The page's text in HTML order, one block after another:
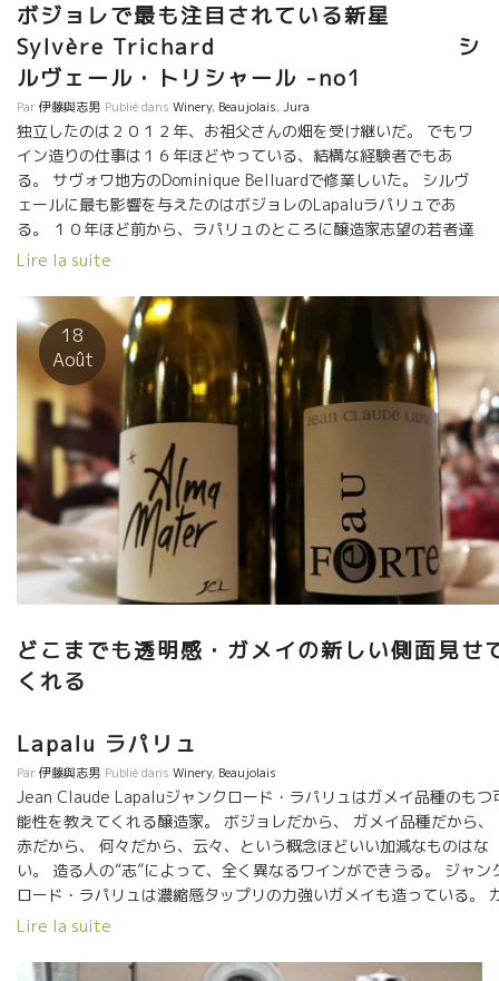
ボジョレで最も注目されている新星
Sylvère Trichard シ
ルヴェール・トリシャール -no1
Par伊藤與志男 Publié dans Winery, Beaujolais,Jura
独立したのは２０１２年、お祖父さんの畑を受け継いだ。 でもワ
イン造りの仕事は１６年ほどやっている、結構な経験者でもあ
る。 サヴォワ地方のDominique Belluardで修業しいた。 シルヴ
ェールに最も影響を与えたのはボジョレのLapaluラパリュであ
る。 １０年ほど前から、ラパリュのところに醸造家志望の若者達
が集まってくるようになっていた。 その中の一人がこのシルヴェ
体に負担がかからなく、スーッと入っていく透明感が好きだっ
た。そんなワインを造りたかった。 栽培・醸造の超一流の仕事師
ラパリュのやることを学びたかった。 『醸造の時に現れるすべて
の現象の原因は、畑仕事からきている。 醸造時にそれをカバーし
ようと思うな。』 『すべては畑だ。キレイで健全な葡萄を育て
て、健全な葡萄だけを発酵槽にいれれば、 酸化防止剤（SO2）な
ど添加する必要もないし、自然酵母だけで問題なく発酵する。』
シルヴェールはこれを実行している。 シルヴェールの畑は醸造
所の目の前に広がっている美しい景観。 醸造しながら畑も見え
る。葡萄達にとっては、自分が育った畑を見ながら、ワインに変
身していく。 こんな素晴らしい環境の中で、自分の好きなワイン
造りに没頭できて最高だ。
Lire la suite
18
Août
どこまでも透明感・ガメイの新しい側面見せ
くれる
Lapalu ラパリュ
Par伊藤與志男 Publié dans Winery, Beaujolais
Jean Claude Lapaluジャンクロード・ラパリュはガメイ品種のもつ
能性を教えてくれる醸造家。 ボジョレだから、 ガメイ品種だから、
赤だから、 何々だから、云々、という概念ほどいい加減なものはな
い。 造る人の“志”によって、全く異なるワインができうる。 ジャン
ロード・ラパリュは濃縮感タップリの力強いガメイも造っている。
メイの可能性は偉大であることを我々に示してくれる。 ラパリュの
は凄い！ Alma Mater アルマ・マテール （カメ仕込み） Eau
Lire la suite